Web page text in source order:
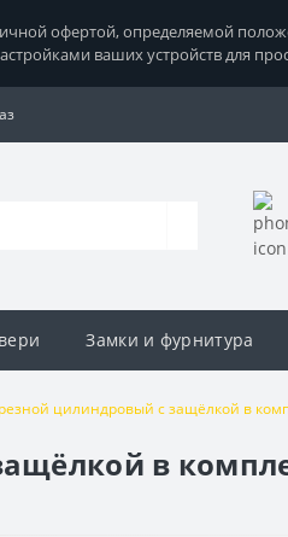
офертой, определяемой
ваших устройств для
Замки и фурнитура
цилиндровый с защёлкой в
в